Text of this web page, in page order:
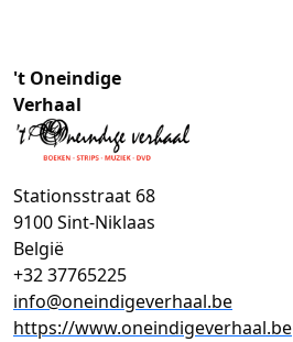
't Oneindige
Verhaal
Stationsstraat 68
9100 Sint-Niklaas
België
+32 37765225
info@oneindigeverhaal.be
https://www.oneindigeverhaal.be